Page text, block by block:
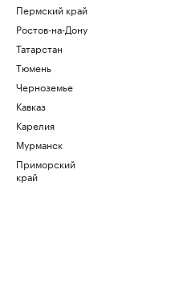
Пермский край
Ростов-на-Дону
Татарстан
Тюмень
Черноземье
Кавказ
Карелия
Мурманск
Приморский
край